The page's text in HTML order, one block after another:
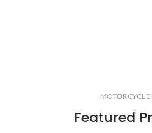
MOTORCYCLE
Featured